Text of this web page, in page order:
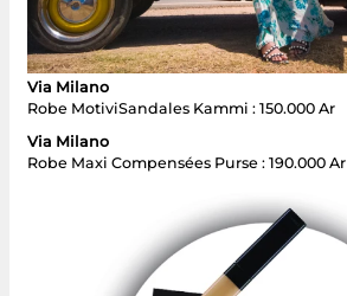
Via Milano
Robe MotiviSandales Kammi : 150.000 Ar
Via Milano
Robe Maxi Compensées Purse : 190.000 Ar